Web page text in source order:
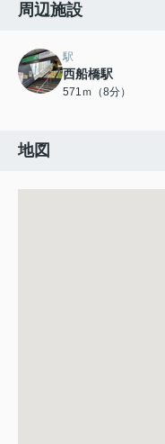
周辺施設
駅
西船橋駅
571ｍ（8分）
地図